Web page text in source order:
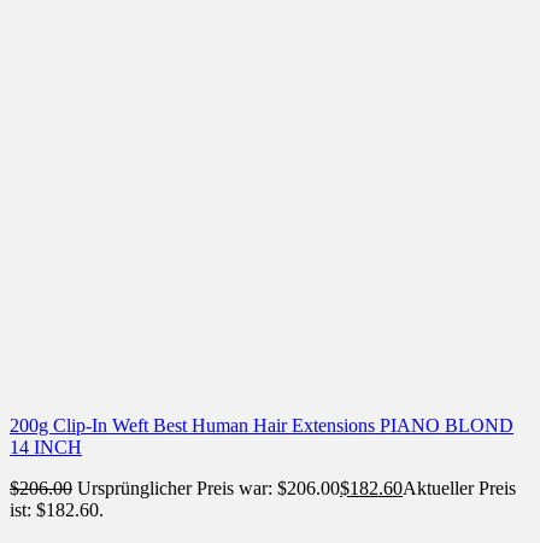
200g Clip-In Weft Best Human Hair Extensions PIANO BLOND
14 INCH
$206.00 Ursprünglicher Preis war: $206.00$182.60Aktueller Preis
ist: $182.60.